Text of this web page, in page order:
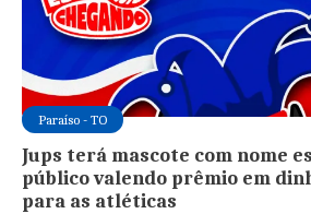
Paraíso - TO
Jups terá mascote com nome
público valendo prêmio em
para as atléticas